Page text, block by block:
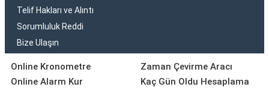
Telif Hakları ve Alıntı
Sorumluluk Reddi
Bize Ulaşın
Online Kronometre
Online Alarm Kur
Zaman Çevirme Aracı
Kaç Gün Oldu Hesaplama